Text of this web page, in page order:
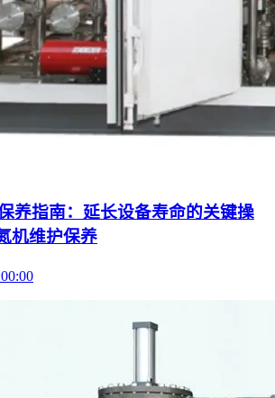
养指南：延长设备寿命的关键操
机维护保养